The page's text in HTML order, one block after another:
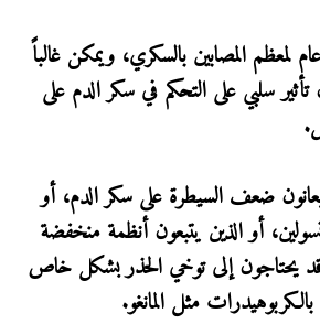
لمعظم المصابين بالسكري، ويمكن غالباً
سلبي على التحكم في سكر الدم على
ضعف السيطرة على سكر الدم، أو
أو الذين يتبعون أنظمة منخفضة
يحتاجون إلى توخي الحذر بشكل خاص
مثل المانغو.